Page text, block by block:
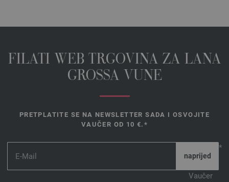
FILATI WEB TRGOVINA ZA LANA
GROSSA VUNE
PRETPLATITE SE NA NEWSLETTER SADA I OSVOJITE
VAUČER OD 10 €.*
*
Vaučer